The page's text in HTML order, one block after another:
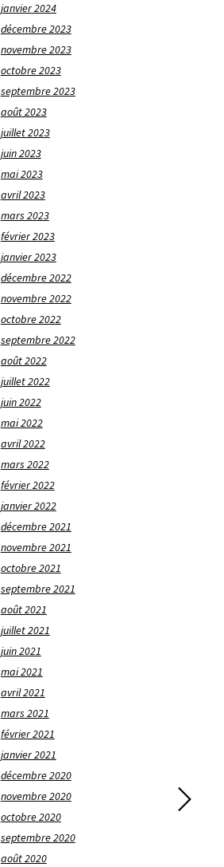
janvier 2024
décembre 2023
novembre 2023
octobre 2023
septembre 2023
août 2023
juillet 2023
juin 2023
mai 2023
avril 2023
mars 2023
février 2023
janvier 2023
décembre 2022
novembre 2022
octobre 2022
septembre 2022
août 2022
juillet 2022
juin 2022
mai 2022
avril 2022
mars 2022
février 2022
janvier 2022
décembre 2021
novembre 2021
octobre 2021
septembre 2021
août 2021
juillet 2021
juin 2021
mai 2021
avril 2021
mars 2021
février 2021
janvier 2021
décembre 2020
novembre 2020
octobre 2020
septembre 2020
août 2020